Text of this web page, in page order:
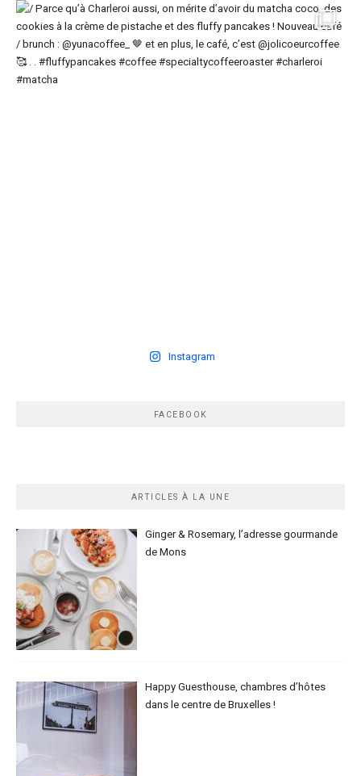
Instagram
FACEBOOK
ARTICLES À LA UNE
Ginger & Rosemary, l’adresse gourmande
de Mons
Happy Guesthouse, chambres d’hôtes
dans le centre de Bruxelles !